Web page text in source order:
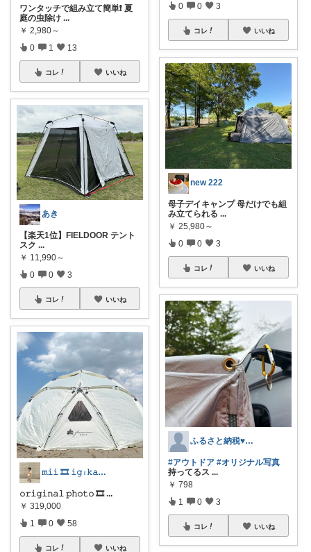
ワンタッチで組み立て簡単❗️ 夏
庭の虫除け ...
￥ 2,980～
0 1 13
コレ いいね
あき
【楽天1位】FIELDOOR テント
スク ...
￥ 11,990～
0 0 3
コレ いいね
𝚖𝚒𝚒 🎞 𝚒𝚐 𓏺 𝚔𝚊𝚊𝚒_𝟶𝟾𝟶𝟷
𝚘𝚛𝚒𝚐𝚒𝚗𝚊𝚕 𝚙𝚑𝚘𝚝𝚘 🎞...
￥ 319,000
1 0 58
コレ いいね
0 0 3
コレ いいね
new 222
母子デイキャンプ 母だけでも組
み立てられる ...
￥ 25,980～
0 0 3
コレ いいね
ふるさと納税♥️むきべーさん
#アウトドア #オリジナル写真
持ってるス ...
￥ 798
1 0 3
コレ いいね